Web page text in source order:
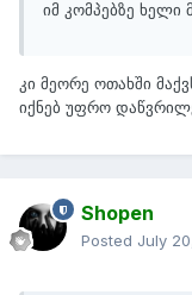
იმ კომპებზე ხელი
კი მეორე ოთახში
იქნებ უფრო
Shopen
Posted July